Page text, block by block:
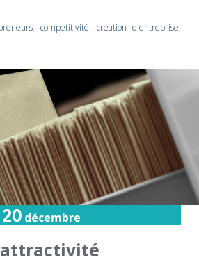
,compétitivité, création d'entreprise,
20 décembre